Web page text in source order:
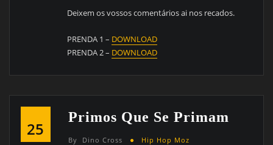
Deixem os vossos comentários ai nos recados.
PRENDA 1 – DOWNLOAD
PRENDA 2 – DOWNLOAD
25
Primos Que Se Primam
By Dino Cross Hip Hop Moz